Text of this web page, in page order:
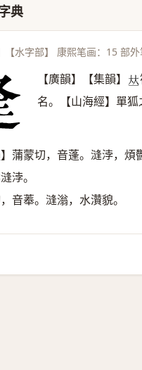
典
【水字部】 康熙笔画：15 部
【廣韻】【集韻】 𠀤
名。【山海經】單狐
蒲蒙切，音蓬。漨浡，煩
浡。
音菶。漨滃，水灒貌。